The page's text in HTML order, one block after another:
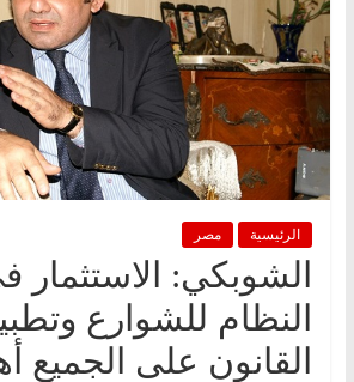
الرئيسية مصر
الشوبكي: الاستثمار
النظام للشوارع
القانون على الجميع